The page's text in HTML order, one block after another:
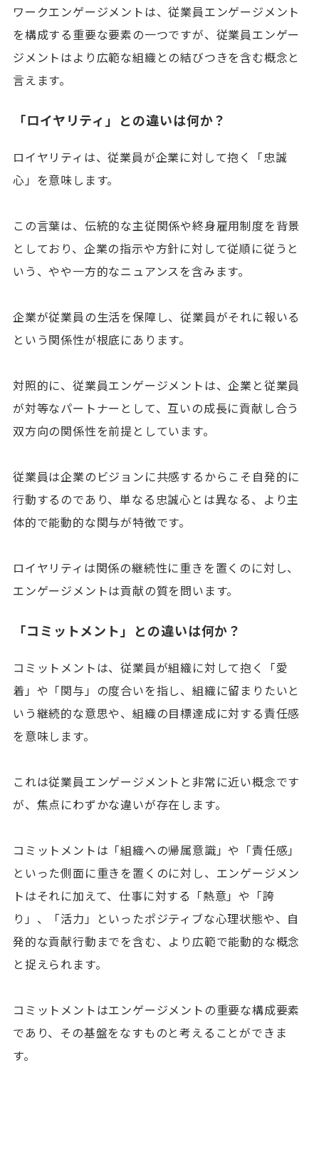
ワークエンゲージメントは、従業員エンゲージメント
を構成する重要な要素の一つですが、従業員エンゲー
ジメントはより広範な組織との結びつきを含む概念と
言えます。
「ロイヤリティ」との違いは何か？
ロイヤリティは、従業員が企業に対して抱く「忠誠
心」を意味します。
この言葉は、伝統的な主従関係や終身雇用制度を背景
としており、企業の指示や方針に対して従順に従うと
いう、やや一方的なニュアンスを含みます。
企業が従業員の生活を保障し、従業員がそれに報いる
という関係性が根底にあります。
対照的に、従業員エンゲージメントは、企業と従業員
が対等なパートナーとして、互いの成長に貢献し合う
双方向の関係性を前提としています。
従業員は企業のビジョンに共感するからこそ自発的に
行動するのであり、単なる忠誠心とは異なる、より主
体的で能動的な関与が特徴です。
ロイヤリティは関係の継続性に重きを置くのに対し、
エンゲージメントは貢献の質を問います。
「コミットメント」との違いは何か？
コミットメントは、従業員が組織に対して抱く「愛
着」や「関与」の度合いを指し、組織に留まりたいと
いう継続的な意思や、組織の目標達成に対する責任感
を意味します。
これは従業員エンゲージメントと非常に近い概念です
が、焦点にわずかな違いが存在します。
コミットメントは「組織への帰属意識」や「責任感」
といった側面に重きを置くのに対し、エンゲージメン
トはそれに加えて、仕事に対する「熱意」や「誇
り」、「活力」といったポジティブな心理状態や、自
発的な貢献行動までを含む、より広範で能動的な概念
と捉えられます。
コミットメントはエンゲージメントの重要な構成要素
であり、その基盤をなすものと考えることができま
す。